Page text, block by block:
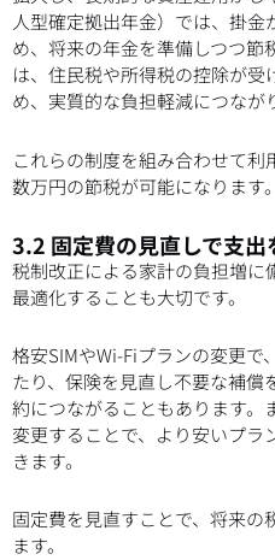
人型確定拠出年金）では、掛
め、将来の年金を準備しつつ節
は、住民税や所得税の控除が
め、実質的な負担軽減につなが
これらの制度を組み合わせて
数万円の節税が可能になります。
3.2 固定費の見直しで支出
税制改正による家計の負担増に
最適化することも大切です。
格安SIMやWi-Fiプランの変更で
たり、保険を見直し不要な補償
約につながることもあります。
変更することで、より安いプラ
きます。
固定費を見直すことで、将来の
ます。